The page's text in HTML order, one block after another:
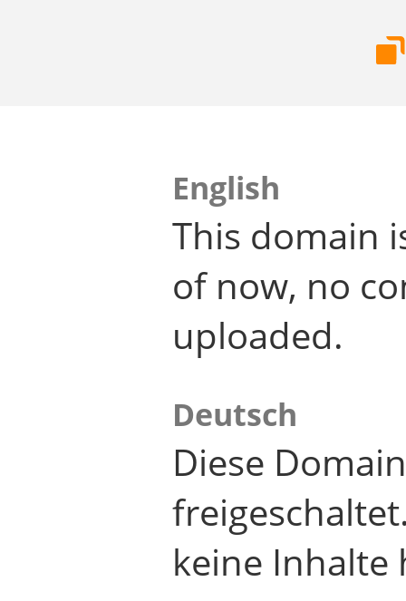
English
This domain
of now, no
uploaded.
Deutsch
Diese
keine Inhalte